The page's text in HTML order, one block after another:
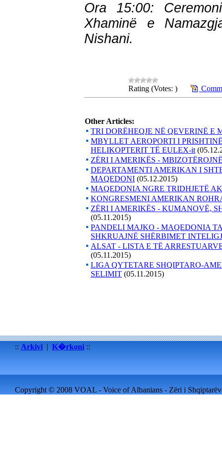
Ora 15:00:
Xhaminë e
Nishani.
Rating (Votes: )
Other Articles:
TRI DORËHEQJE NË QEVERINË E
MBYLLET AEROPORTI I
HELIKOPTERIT TË EULEX-it
ZËRI I AMERIKËS -
DEPARTAMENTI AMERIKAN I
MAQEDONI (05.12.2015)
MAQEDONIA NGRE TRIDHJETË
KONGRESMENI AMERIKAN
ZËRI I AMERIKËS - KUMANOVË,
(05.11.2015)
PANDELI MAJKO - MAQEDONIA
SHKRUAJNË SHËRBIMET
ALSAT - LISTA E TË
(05.11.2015)
LIGA QYTETARE SHQIPTARO-
SELIMIT (05.11.2015)
:: Arkivi | K�rkoni ::
Copyright © 2008 VOAL - Voice of Albanians - Zëri i